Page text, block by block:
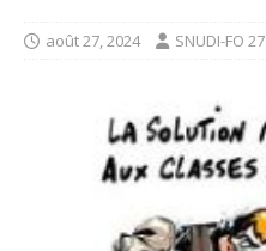
août 27, 2024 SNUDI-FO 27